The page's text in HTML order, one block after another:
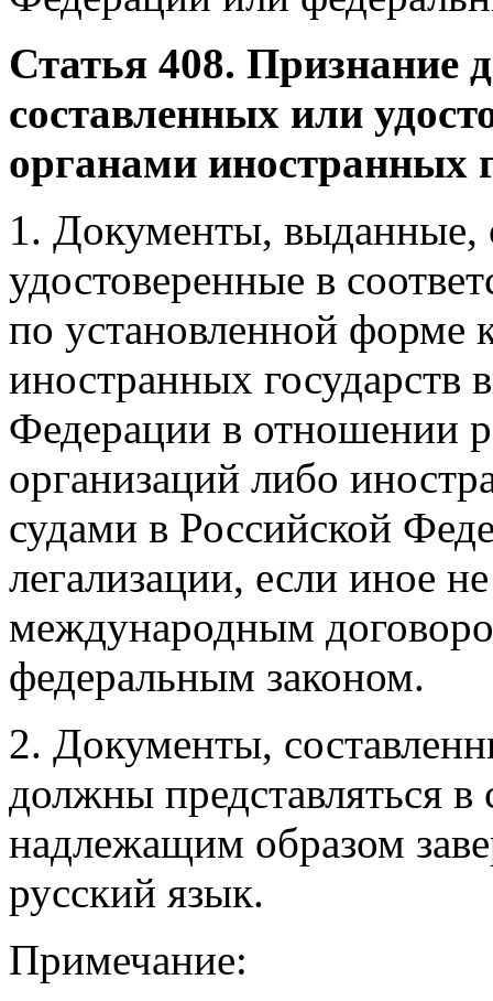
Статья 408. Признание
составленных или
органами иностранных
1. Документы, выданные,
удостоверенные в
по установленной форме
иностранных государств
Федерации в отношении
организаций либо
судами в Российской
легализации, если иное
международным
федеральным законом.
2. Документы,
должны представляться
надлежащим образом
русский язык.
Примечание: